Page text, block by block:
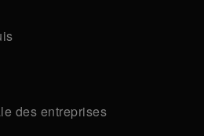
des entreprises